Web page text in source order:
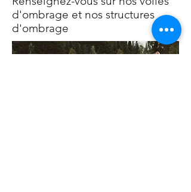
d'ombrage et nos structures
d'ombrage